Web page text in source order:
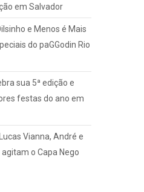
em Salvador
e Menos é Mais
do paGGodin Rio
sua 5ª edição e
festas do ano em
Vianna, André e
o Capa Nego